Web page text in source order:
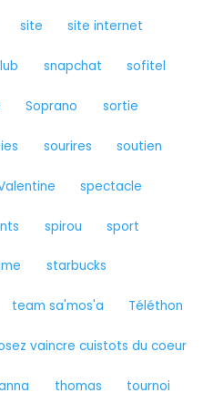
site site internet
snapchat sofitel
Soprano sortie
sourires soutien
spectacle
spirou sport
starbucks
team sa'mos'a Téléthon
vaincre cuistots du coeur
thomas tournoi